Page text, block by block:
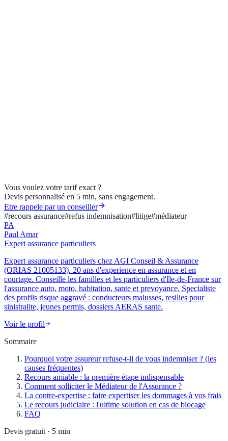
démarche. Contactez un conseiller.
Vous voulez votre tarif exact ?
Devis personnalisé en 5 min, sans engagement.
Etre rappele par un conseiller
#recours assurance#refus indemnisation#litige#médiateur
PA
Paul Amar
Expert assurance particuliers
Expert assurance particuliers chez AGI Conseil & Assurance
(ORIAS 21005133). 20 ans d'experience en assurance et en
courtage. Conseille les familles et les particuliers d'Ile-de-France sur
l'assurance auto, moto, habitation, sante et prevoyance. Specialiste
des profils risque aggravé : conducteurs malusses, resilies pour
sinistralite, jeunes permis, dossiers AERAS sante.
Voir le profil
Sommaire
Pourquoi votre assureur refuse-t-il de vous indemniser ? (les
causes fréquentes)
Recours amiable : la première étape indispensable
Comment solliciter le Médiateur de l'Assurance ?
La contre-expertise : faire expertiser les dommages à vos frais
Le recours judiciaire : l'ultime solution en cas de blocage
FAQ
Devis gratuit · 5 min